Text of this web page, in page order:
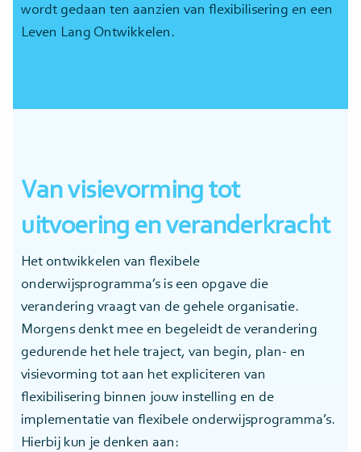
wordt gedaan ten aanzien van flexibilisering en een
Leven Lang Ontwikkelen.
Van visievorming tot
uitvoering en veranderkracht
Het ontwikkelen van flexibele
onderwijsprogramma’s is een opgave die
verandering vraagt van de gehele organisatie.
Morgens denkt mee en begeleidt de verandering
gedurende het hele traject, van begin, plan- en
visievorming tot aan het expliciteren van
flexibilisering binnen jouw instelling en de
implementatie van flexibele onderwijsprogramma’s.
Hierbij kun je denken aan: